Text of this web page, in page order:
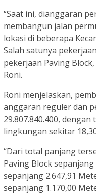
“Saat ini, dianggaran
membangun jalan
lokasi di beberapa
Salah satunya
pekerjaan Paving
Roni.
Roni menjelaskan,
anggaran reguler dan
29.807.840.400,
lingkungan sekitar
“Dari total panjang
Paving Block
sepanjang 2.647,91
sepanjang 1.170,00